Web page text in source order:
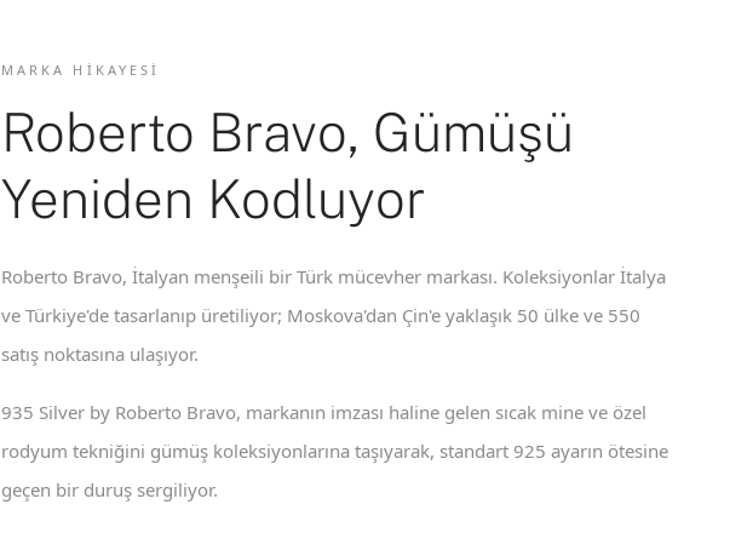
MARKA HIKAYESI
Roberto Bravo, Gümüşü
Yeniden Kodluyor
Roberto Bravo, İtalyan menşeili bir Türk mücevher markası. Koleksiyonlar İtalya
ve Türkiye'de tasarlanıp üretiliyor; Moskova'dan Çin'e yaklaşık 50 ülke ve 550
satış noktasına ulaşıyor.
935 Silver by Roberto Bravo, markanın imzası haline gelen sıcak mine ve özel
rodyum tekniğini gümüş koleksiyonlarına taşıyarak, standart 925 ayarın ötesine
geçen bir duruş sergiliyor.